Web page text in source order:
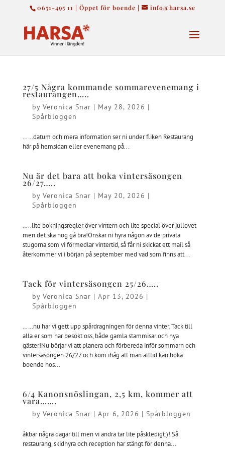
0651-495 11 | Öppet för boende | info@harsa.se
27/5 Några kommande sommarevenemang i
restaurangen…..
by Veronica Snar | May 28, 2026 |
Spårbloggen
……datum och mera information ser ni under fliken Restaurang
här på hemsidan eller evenemang på...
Nu är det bara att boka vintersäsongen
26/27…..
by Veronica Snar | May 20, 2026 |
Spårbloggen
…..lite bokningsregler över vintern och lite special över jullovet
men det ska nog gå bra!Önskar ni hyra någon av de privata
stugorna som vi förmedlar vintertid, så får ni skickat ett mail så
återkommer vi i början på september med vad som finns att...
Tack för vintersäsongen 25/26…..
by Veronica Snar | Apr 13, 2026 |
Spårbloggen
……nu har vi gett upp spårdragningen för denna vinter. Tack till
alla er som har besökt oss, både gamla stammisar och nya
gäster!Nu börjar vi att planera och förbereda inför sommarn och
vintersäsongen 26/27 och kom ihåg att man alltid kan boka
boende hos...
6/4 Kanonsnöslingan, 2,5 km, kommer att
vara…….
by Veronica Snar | Apr 6, 2026 | Spårbloggen
åkbar några dagar till men vi andra tar lite påskledigt:)! Så
restaurang, skidhyra och reception har stängt för denna...